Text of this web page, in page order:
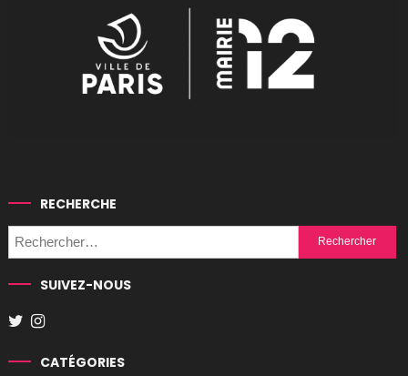
RECHERCHE
Rechercher :
SUIVEZ-NOUS
CATÉGORIES